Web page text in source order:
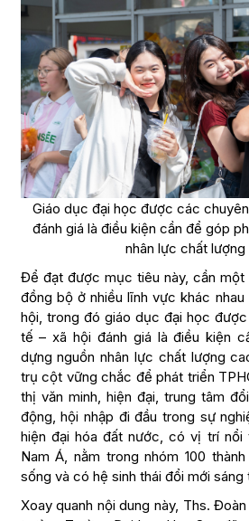
Giáo dục đại học được các
đánh giá là điều kiện cần để góp
nhân lực chất lượng
Để đạt được mục tiêu này, cần một
đồng bộ ở nhiều lĩnh vực khác
hội, trong đó giáo dục đại học
tế – xã hội đánh giá là điều kiện
dựng nguồn nhân lực chất lượng
trụ cột vững chắc để phát triển
thị văn minh, hiện đại, trung tâm
động, hội nhập đi đầu trong sự
hiện đại hóa đất nước, có vị trí
Nam Á, nằm trong nhóm 100
sống và có hệ sinh thái đổi mới
Xoay quanh nội dung này, Ths.